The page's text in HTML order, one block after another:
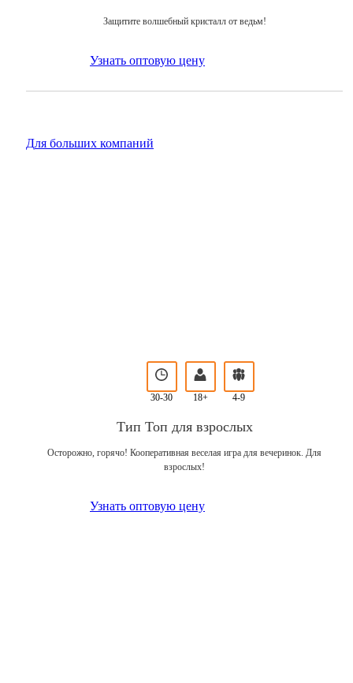
Защитите волшебный кристалл от ведьм!
Узнать оптовую цену
для больших компаний
30-30 18+ 4-9
Тип Топ для взрослых
Осторожно, горячо! Кооперативная веселая игра для вечеринок. Для
взрослых!
Узнать оптовую цену